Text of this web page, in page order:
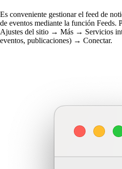
Es conveniente gestionar el feed de
de eventos mediante la función Feeds.
Ajustes del sitio → Más → Servicios
eventos, publicaciones) → Conectar.